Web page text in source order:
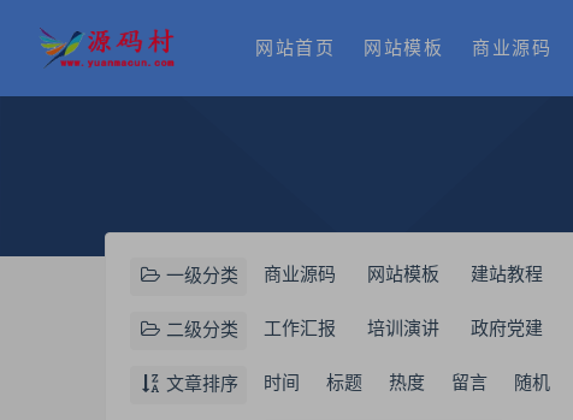
网站首页 网站模板 商业源码
一级分类 商业源码 网站模板 建站教程
二级分类 工作汇报 培训演讲 政府党建
文章排序 时间 标题 热度 留言 随机